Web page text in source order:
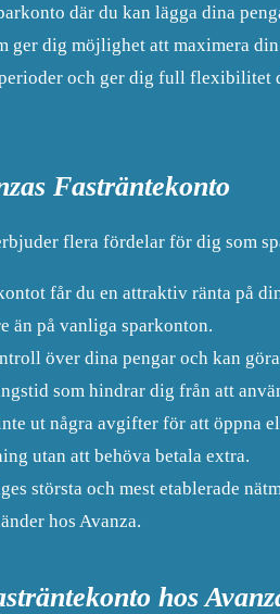
där du kan lägga dina
ger dig möjlighet att maximera
och ger dig full flexibilitet
Fasträntekonto
flera fördelar för dig som
får du en attraktiv ränta på
än på vanliga sparkonton.
över dina pengar och kan
som hindrar dig från att
ut några avgifter för att öppna
utan att behöva betala extra.
största och mest etablerade
hos Avanza.
hos